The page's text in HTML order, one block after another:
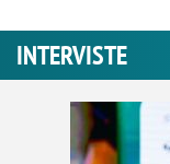
INTERVISTE